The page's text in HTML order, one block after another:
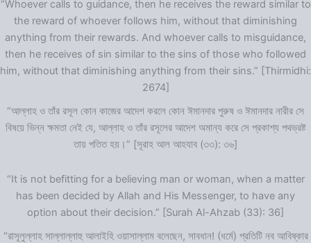
“Whoever calls to guidance, then he receives the reward similar to
the reward of whoever follows him, without that diminishing
anything from their rewards. And whoever calls to misguidance,
then he receives of sin similar to the sins of those who followed
him, without that diminishing anything from their sins.” [Thirmidhi:
2674]
“আল্লাহ ও তাঁর রসূল কোন কাজের আদেশ করলে কোন ঈমানদার পুরুষ ও ঈমানদার নারীর সে
বিষয়ে ভিন্ন ক্ষমতা নেই যে, আল্লাহ ও তাঁর রসূলের আদেশ অমান্য করে সে প্রকাশ্য পথভ্রষ্ট
তায় পতিত হয়।” [সূরাহ আল আহযাব (৩৩): ৩৬]
“It is not befitting for a believing man or woman, when a matter
has been decided by Allah and His Messenger, to have any
option about their decision.” [Surah Al-Ahzab (33): 36]
“রাসূলুল্লাহ সাল্লাল্লাহু আলাইহি ওয়াসাল্লাম বলেছেন, সাবধান! (ধর্মে) প্রতিটি নব আবিষ্কার